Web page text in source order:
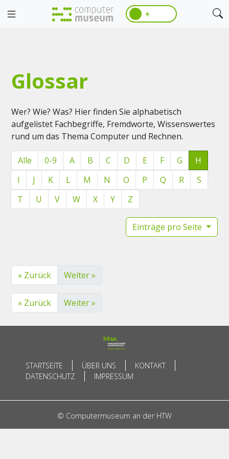
☀️
Glossar
Wer? Wie? Was? Hier finden Sie alphabetisch
aufgelistet Fachbegriffe, Fremdworte, Wissenswertes
rund um das Thema Computer und Rechnen.
Alle 0-9 A B C D E F G
H
I
J K L M N O P Q R
S
T
U V W X Y Z
Einträge pro Seite
« Zurück Weiter »
« Zurück Weiter »
STARTSEITE ÜBER UNS
KONTAKT
DATENSCHUTZ
IMPRESSUM
© Computermuseum an der HTW